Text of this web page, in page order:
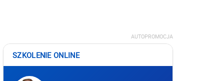
AUTOPROMOCJA
SZKOLENIE ONLINE